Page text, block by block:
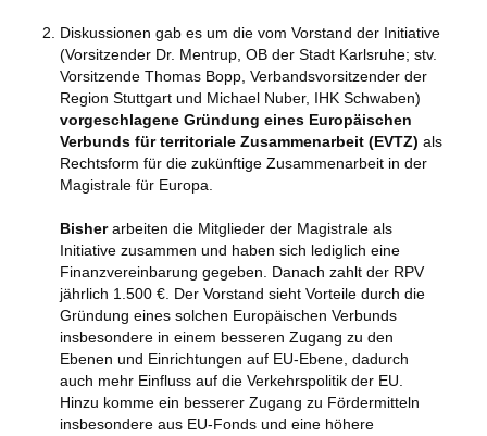
Diskussionen gab es um die vom Vorstand der Initiative
(Vorsitzender Dr. Mentrup, OB der Stadt Karlsruhe; stv.
Vorsitzende Thomas Bopp, Verbandsvorsitzender der
Region Stuttgart und Michael Nuber, IHK Schwaben)
vorgeschlagene Gründung eines Europäischen
Verbunds für territoriale Zusammenarbeit (EVTZ) als
Rechtsform für die zukünftige Zusammenarbeit in der
Magistrale für Europa.
Bisherarbeiten die Mitglieder der Magistrale als
Initiative zusammen und haben sich lediglich eine
Finanzvereinbarung gegeben. Danach zahlt der RPV
jährlich 1.500 €. Der Vorstand sieht Vorteile durch die
Gründung eines solchen Europäischen Verbunds
insbesondere in einem besseren Zugang zu den
Ebenen und Einrichtungen auf EU-Ebene, dadurch
auch mehr Einfluss auf die Verkehrspolitik der EU.
Hinzu komme ein besserer Zugang zu Fördermitteln
insbesondere aus EU-Fonds und eine höhere